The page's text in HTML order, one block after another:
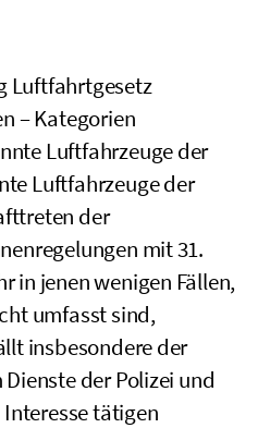
Luftfahrtgesetz
– Kategorien
Luftfahrzeuge der
Luftfahrzeuge der
der
mit 31.
in jenen wenigen Fällen,
umfasst sind,
insbesondere der
der Polizei und
tätigen